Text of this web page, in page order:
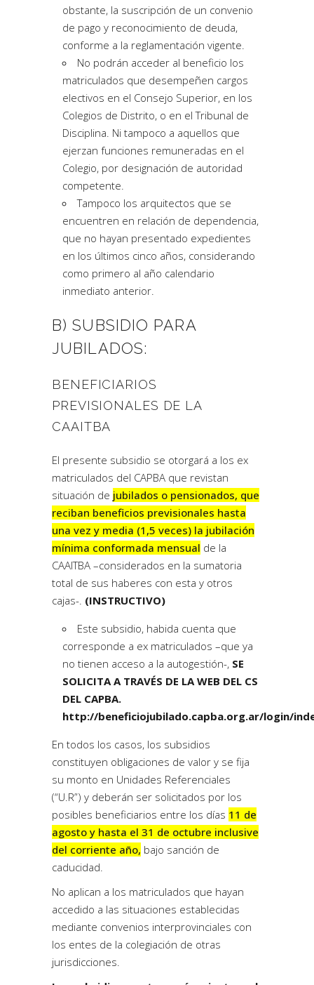
obstante, la suscripción de un convenio
de pago y reconocimiento de deuda,
conforme a la reglamentación vigente.
No podrán acceder al beneficio los
matriculados que desempeñen cargos
electivos en el Consejo Superior, en los
Colegios de Distrito, o en el Tribunal de
Disciplina. Ni tampoco a aquellos que
ejerzan funciones remuneradas en el
Colegio, por designación de autoridad
competente.
Tampoco los arquitectos que se
encuentren en relación de dependencia,
que no hayan presentado expedientes
en los últimos cinco años, considerando
como primero al año calendario
inmediato anterior.
B) SUBSIDIO PARA
JUBILADOS:
BENEFICIARIOS
PREVISIONALES DE LA
CAAITBA
El presente subsidio se otorgará a los ex
matriculados del CAPBA que revistan
situación de jubilados o pensionados, que
reciban beneficios previsionales hasta
una vez y media (1,5 veces) la jubilación
mínima conformada mensual de la
CAAITBA –considerados en la sumatoria
total de sus haberes con esta y otros
cajas-. (INSTRUCTIVO)
Este subsidio, habida cuenta que
corresponde a ex matriculados –que ya
no tienen acceso a la autogestión-, SE
SOLICITA A TRAVÉS DE LA WEB DEL CS
DEL CAPBA.
http://beneficiojubilado.capba.org.ar/login/
En todos los casos, los subsidios
constituyen obligaciones de valor y se fija
su monto en Unidades Referenciales
(“U.R”) y deberán ser solicitados por los
posibles beneficiarios entre los días 11 de
agosto y hasta el 31 de octubre inclusive
del corriente año, bajo sanción de
caducidad.
No aplican a los matriculados que hayan
accedido a las situaciones establecidas
mediante convenios interprovinciales con
los entes de la colegiación de otras
jurisdicciones.